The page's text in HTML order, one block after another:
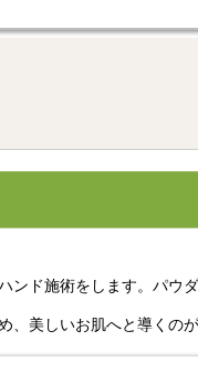
ド施術をします。パウ
美しいお肌へと導くの